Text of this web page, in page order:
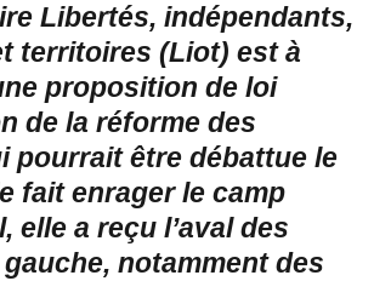
Libertés, indépendants,
territoires (Liot) est à
proposition de loi
de la réforme des
pourrait être débattue le
fait enrager le camp
elle a reçu l’aval des
notamment des